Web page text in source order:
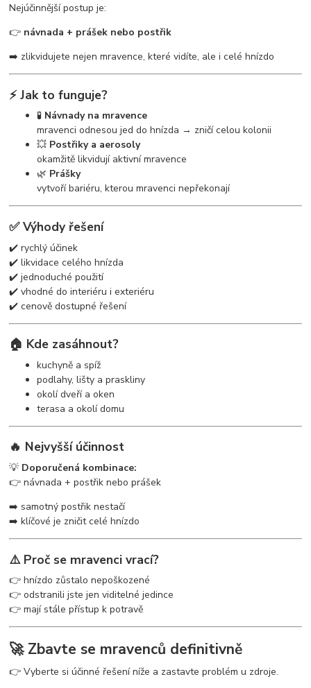
Nejúčinnější postup je:
👉 návnada + prášek nebo postřik
➡️ zlikvidujete nejen mravence, které vidíte, ale i celé hnízdo
⚡ Jak to funguje?
🧪 Návnady na mravence
mravenci odnesou jed do hnízda → zničí celou kolonii
💥 Postřiky a aerosoly
okamžitě likvidují aktivní mravence
🌿 Prášky
vytvoří bariéru, kterou mravenci nepřekonají
✅ Výhody řešení
✔️ rychlý účinek
✔️ likvidace celého hnízda
✔️ jednoduché použití
✔️ vhodné do interiéru i exteriéru
✔️ cenově dostupné řešení
🏠 Kde zasáhnout?
kuchyně a spíž
podlahy, lišty a praskliny
okolí dveří a oken
terasa a okolí domu
🔥 Nejvyšší účinnost
💡 Doporučená kombinace:
👉 návnada + postřik nebo prášek
➡️ samotný postřik nestačí
➡️ klíčové je zničit celé hnízdo
⚠️ Proč se mravenci vrací?
👉 hnízdo zůstalo nepoškozené
👉 odstranili jste jen viditelné jedince
👉 mají stále přístup k potravě
🚀 Zbavte se mravenců definitivně
👉 Vyberte si účinné řešení níže a zastavte problém u zdroje.